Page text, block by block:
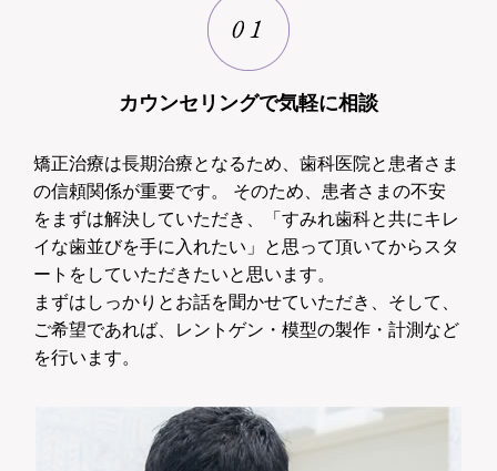
カウンセリングで気軽に相談
矯正治療は長期治療となるため、歯科医院と患者さま
の信頼関係が重要です。 そのため、患者さまの不安
をまずは解決していただき、「すみれ歯科と共にキレ
イな歯並びを手に入れたい」と思って頂いてからスタ
ートをしていただきたいと思います。
まずはしっかりとお話を聞かせていただき、そして、
ご希望であれば、レントゲン・模型の製作・計測など
を行います。